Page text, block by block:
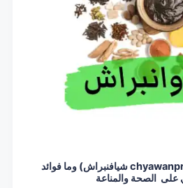
ما هو الشياوانبراش (chyawanprash شيافنبراش) وما فوائد
على الصحة والمناعة